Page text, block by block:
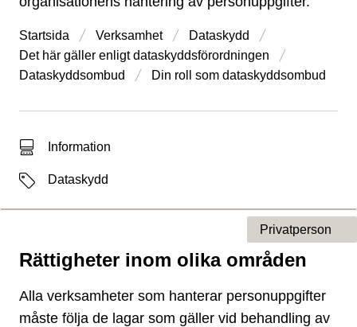
Startsida Verksamhet
Dataskydd
Det här gäller enligt dataskydds­förordningen
Dataskyddsombud
Din roll som dataskyddsombud
Typ av sökträff
Information
EtiketterDataskydd
Rättigheter inom olika områden
Typ av sida
Privatperson
Alla verksamheter som hanterar personuppgifter
måste följa de lagar som gäller vid behandling av